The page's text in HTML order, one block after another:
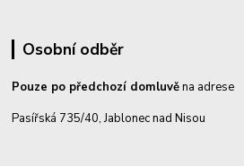
Osobní odběr
Pouze po předchozí domluvěna adrese
Pasířská 735/40, Jablonec nad Nisou